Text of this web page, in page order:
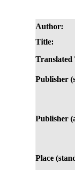
Author:
Title:
Translated
Publisher
Publisher
Place